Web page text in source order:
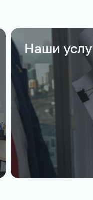
Наши